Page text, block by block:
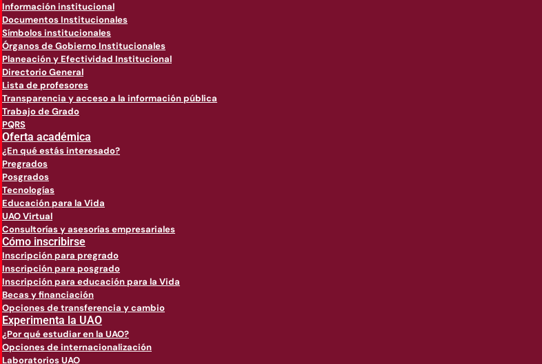
Información institucional
Documentos Institucionales
Símbolos institucionales
Órganos de Gobierno Institucionales
Planeación y Efectividad Institucional
Directorio General
Lista de profesores
Transparencia y acceso a la información pública
Trabajo de Grado
PQRS
Oferta académica
¿En qué estás interesado?
Pregrados
Posgrados
Tecnologías
Educación para la Vida
UAO Virtual
Consultorías y asesorías empresariales
Cómo inscribirse
Inscripción para pregrado
Inscripción para posgrado
Inscripción para educación para la Vida
Becas y financiación
Opciones de transferencia y cambio
Experimenta la UAO
¿Por qué estudiar en la UAO?
Opciones de internacionalización
Laboratorios UAO